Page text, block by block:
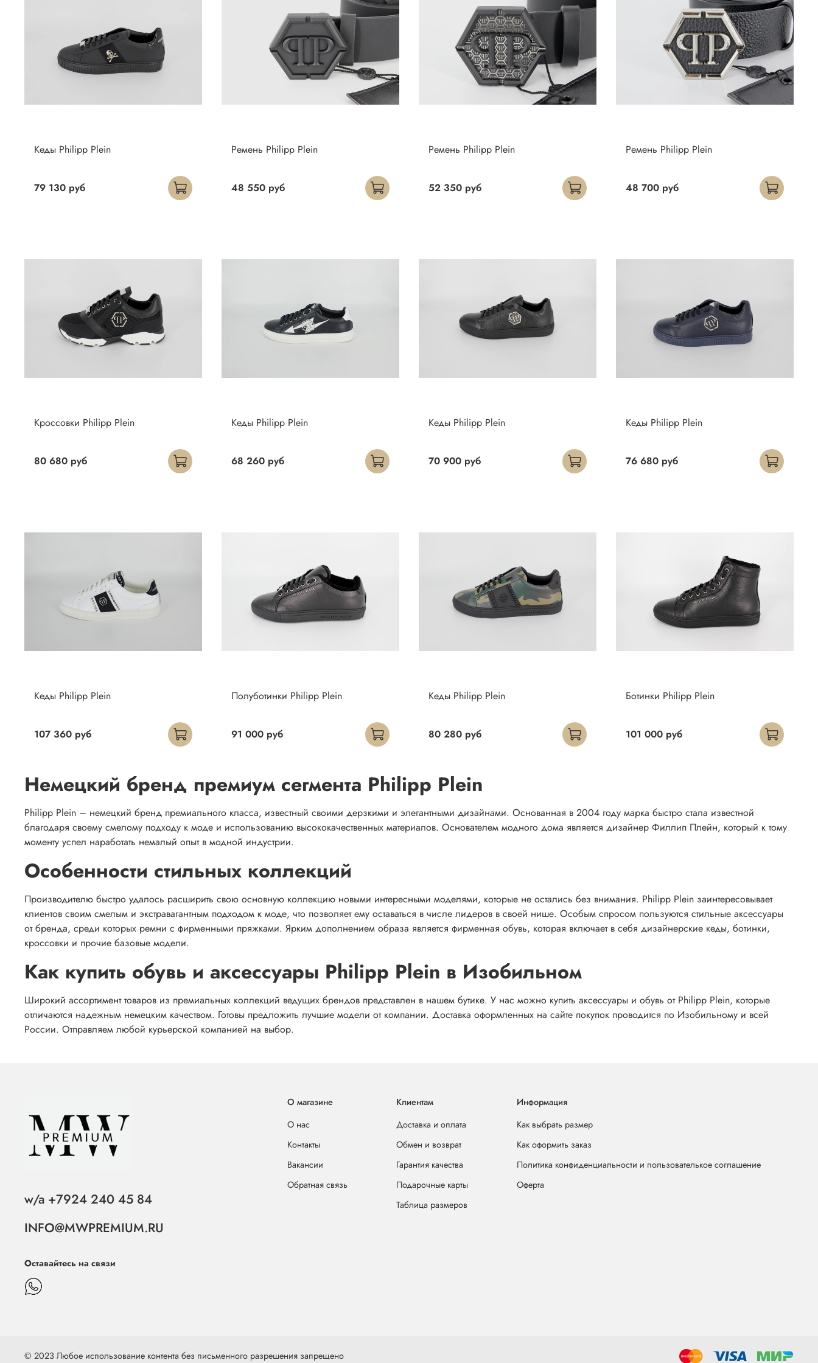
Кеды Philipp Plein
79 130 руб
Ремень Philipp Plein
48 550 руб
Ремень Philipp Plein
52 350 руб
Ремень Philipp Plein
48 700 руб
Кроссовки Philipp Plein
80 680 руб
Кеды Philipp Plein
68 260 руб
Кеды Philipp Plein
70 900 руб
Кеды Philipp Plein
76 680 руб
Кеды Philipp Plein
107 360 руб
Полуботинки Philipp Plein
91 000 руб
Кеды Philipp Plein
80 280 руб
Ботинки Philipp Plein
101 000 руб
Немецкий бренд премиум сегмента Philipp Plein
Philipp Plein – немецкий бренд премиального класса, известный своими дерзкими и элегантными дизайнами. Основанная в 2004 году марка быстро стала известной
благодаря своему смелому подходу к моде и использованию высококачественных материалов. Основателем модного дома является дизайнер Филлип Плейн, который к тому
моменту успел наработать немалый опыт в модной индустрии.
Особенности стильных коллекций
Производителю быстро удалось расширить свою основную коллекцию новыми интересными моделями, которые не остались без внимания. Philipp Plein заинтересовывает
клиентов своим смелым и экстравагантным подходом к моде, что позволяет ему оставаться в числе лидеров в своей нише. Особым спросом пользуются стильные аксессуары
от бренда, среди которых ремни с фирменными пряжками. Ярким дополнением образа является фирменная обувь, которая включает в себя дизайнерские кеды, ботинки,
кроссовки и прочие базовые модели.
Как купить обувь и аксессуары Philipp Plein в Изобильном
Широкий ассортимент товаров из премиальных коллекций ведущих брендов представлен в нашем бутике. У нас можно купить аксессуары и обувь от Philipp Plein, которые
отличаются надежным немецким качеством. Готовы предложить лучшие модели от компании. Доставка оформленных на сайте покупок проводится по Изобильному и всей
России. Отправляем любой курьерской компанией на выбор.
О магазине
О нас
Контакты
Вакансии
Обратная связь
Клиентам
Доставка и оплата
Обмен и возврат
Гарантия качества
Подарочные карты
Таблица размеров
Информация
Как выбрать размер
Как оформить заказ
Политика конфиденциальности и пользователькое соглашение
Оферта
w/a +7924 240 45 84
INFO@MWPREMIUM.RU
Оставайтесь на связи
© 2023 Любое использование контента без письменного разрешения запрещено